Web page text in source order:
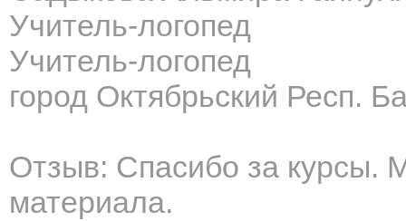
Учитель-логопед
Учитель-логопед
город Октябрьский Респ.
Отзыв: Спасибо за курсы.
материала.